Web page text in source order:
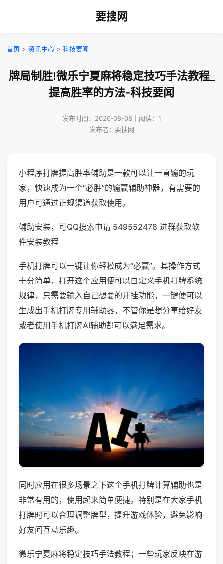
要搜网
首页 > 资讯中心 > 科技要闻
牌局制胜!微乐宁夏麻将稳定技巧手法教程_
提高胜率的方法-科技要闻
发布时间：2026-08-08｜阅读：1
发布者：要搜网
小程序打牌提高胜率辅助是一款可以让一直输的玩
家，快速成为一个“必胜”的输赢辅助神器，有需要的
用户可通过正规渠道获取使用。
辅助安装，可QQ搜索申请 549552478 进群获取软
件安装教程
手机打牌可以一键让你轻松成为“必赢”。其操作方式
十分简单，打开这个应用便可以自定义手机打牌系统
规律，只需要输入自己想要的开挂功能，一键便可以
生成出手机打牌专用辅助器，不管你是想分享给好友
或者使用手机打牌AI辅助都可以满足需求。
同时应用在很多场景之下这个手机打牌计算辅助也是
非常有用的，使用起来简单便捷。特别是在大家手机
打牌时可以合理调整牌型，提升游戏体验，避免影响
好友间互动乐趣。
微乐宁夏麻将稳定技巧手法教程；一些玩家反映在游